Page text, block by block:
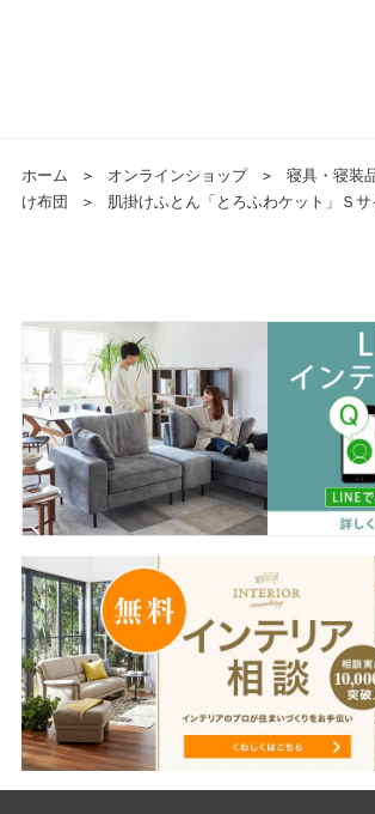
ホーム ＞ オンラインショップ ＞ 寝具・寝装
け布団
＞ 肌掛けふとん「とろふわケット」Ｓサ